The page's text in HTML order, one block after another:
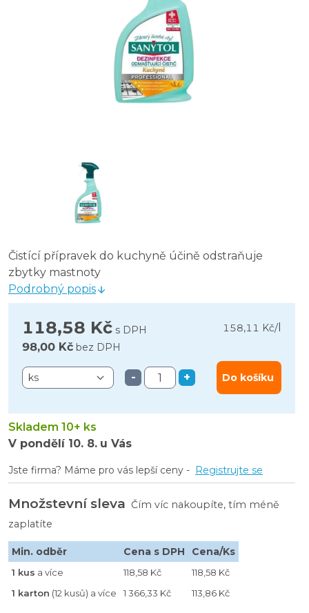
Čistící přípravek do kuchyně účině odstraňuje
zbytky mastnoty
Podrobný popis
118,58 Kč s DPH 158,11 Kč/
98,00 Kč bez DPH
- + Do košíku
Skladem 10+ ks
V pondělí 10. 8. u Vás
Jste firma? Máme pro vás lepší ceny - Registrujte se
Množstevní sleva Čím víc nakoupíte, tím méně
zaplatíte
Min. odběr Cena s DPH Cena/Ks
1 kus a více 118,58 Kč
118,58 Kč
1 karton (12 kusů) a více 1 366,33 Kč 113,86 Kč